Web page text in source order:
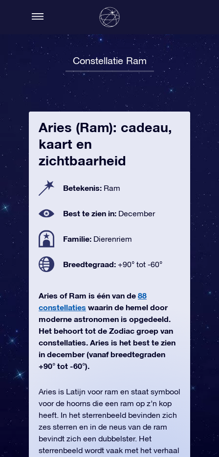
Constellatie Ram
Aries (Ram): cadeau,
kaart en
zichtbaarheid
Betekenis: Ram
Best te zien in: December
Familie: Dierenriem
Breedtegraad: +90° tot -60°
Aries of Ram is één van de 88
constellaties waarin de hemel door
moderne astronomen is opgedeeld.
Het behoort tot de Zodiac groep van
constellaties. Aries is het best te zien
in december (vanaf breedtegraden
+90° tot -60°).
Aries is Latijn voor ram en staat symbool
voor de hoorns die een ram op z’n kop
heeft. In het sterrenbeeld bevinden zich
zes sterren en in de neus van de ram
bevindt zich een dubbelster. Het
sterrenbeeld wordt vaak met het verhaal